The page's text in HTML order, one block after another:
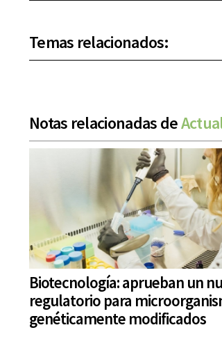
Temas relacionados:
Notas relacionadas de
Biotecnología: aprueban un
regulatorio para
genéticamente modificados